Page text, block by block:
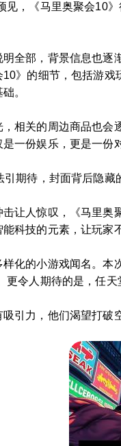
见，《马里奥聚会10
全部，背景信息也
》的细节，包括游
。
相关的周边商品也
一份娱乐，更是一份
引期待，封面背后隐藏
让人惊叹，《马里
科技的元素，让玩家
化的小游戏闻名。本
更令人期待的是，任
引力，他们渴望打破